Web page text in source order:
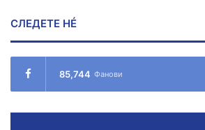
СЛЕДЕТЕ НÉ
85,744 Фанови